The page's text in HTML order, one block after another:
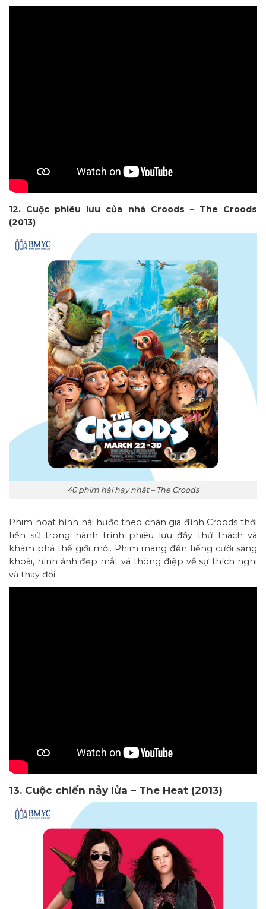
12. Cuộc phiêu lưu của nhà Croods – The Croods
(2013)
40 phim hài hay nhất – The Croods
Phim hoạt hình hài hước theo chân gia đình Croods thời
tiền sử trong hành trình phiêu lưu đầy thử thách và
khám phá thế giới mới. Phim mang đến tiếng cười sảng
khoái, hình ảnh đẹp mắt và thông điệp về sự thích nghi
và thay đổi.
13. Cuộc chiến nảy lửa – The Heat (2013)